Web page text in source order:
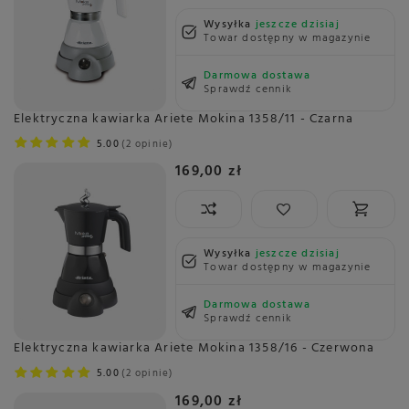
Wysyłkajeszcze dzisiaj
Towar dostępny w magazynie
Darmowa dostawa
Sprawdź cennik
Elektryczna kawiarka Ariete Mokina 1358/11 - Czarna
5.00 2 opinie
169,00 zł
Wysyłkajeszcze dzisiaj
Towar dostępny w magazynie
Darmowa dostawa
Sprawdź cennik
Elektryczna kawiarka Ariete Mokina 1358/16 - Czerwona
5.00 2 opinie
169,00 zł